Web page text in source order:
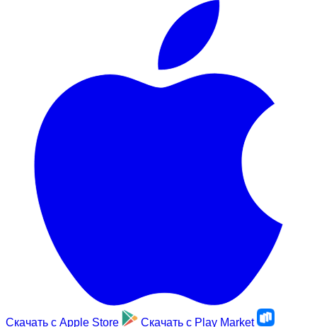
Скачать с Apple Store Скачать с Play Market